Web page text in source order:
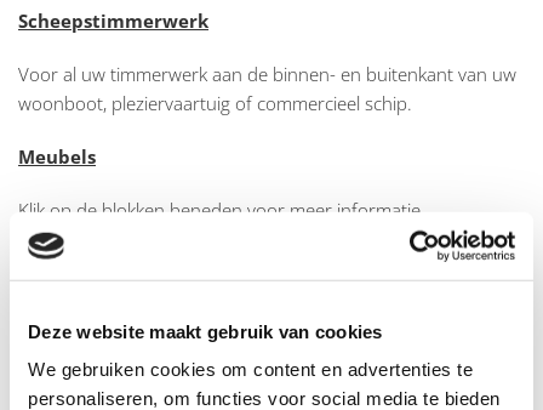
Deze website maakt gebruik van cookies
We gebruiken cookies om content en advertenties te
personaliseren, om functies voor social media te bieden
Scheepstimmerwerk
Voor al uw timmerwerk aan de binnen- en buitenkant van uw
woonboot, pleziervaartuig of commercieel schip.
Meubels
Klik op de blokken beneden voor meer informatie.
Geïnteresseerd?
Voor meer informatie neem gerust vrijblijvend contact
met ons op